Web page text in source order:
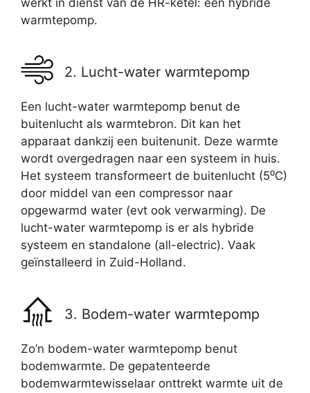
werkt in dienst van de HR-ketel: een hybride
warmtepomp.
2. Lucht-water warmtepomp
Een lucht-water warmtepomp benut de
buitenlucht als warmtebron. Dit kan het
apparaat dankzij een buitenunit. Deze warmte
wordt overgedragen naar een systeem in huis.
Het systeem transformeert de buitenlucht (5⁰C)
door middel van een compressor naar
opgewarmd water (evt ook verwarming). De
lucht-water warmtepomp is er als hybride
systeem en standalone (all-electric). Vaak
geïnstalleerd in Zuid-Holland.
3. Bodem-water warmtepomp
Zo’n bodem-water warmtepomp benut
bodemwarmte. De gepatenteerde
bodemwarmtewisselaar onttrekt warmte uit de